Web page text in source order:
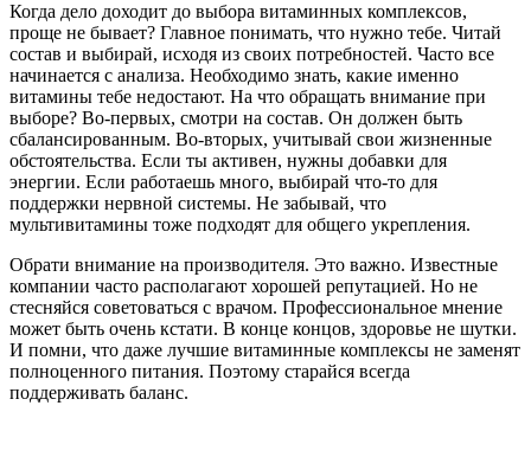
Когда дело доходит до выбора витаминных комплексов,
проще не бывает? Главное понимать, что нужно тебе. Читай
состав и выбирай, исходя из своих потребностей. Часто все
начинается с анализа. Необходимо знать, какие именно
витамины тебе недостают. На что обращать внимание при
выборе? Во-первых, смотри на состав. Он должен быть
сбалансированным. Во-вторых, учитывай свои жизненные
обстоятельства. Если ты активен, нужны добавки для
энергии. Если работаешь много, выбирай что-то для
поддержки нервной системы. Не забывай, что
мультивитамины тоже подходят для общего укрепления.
Обрати внимание на производителя. Это важно. Известные
компании часто располагают хорошей репутацией. Но не
стесняйся советоваться с врачом. Профессиональное мнение
может быть очень кстати. В конце концов, здоровье не шутки.
И помни, что даже лучшие витаминные комплексы не заменят
полноценного питания. Поэтому старайся всегда
поддерживать баланс.